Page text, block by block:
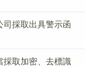
司採取出具警示函
採取加密、去標識